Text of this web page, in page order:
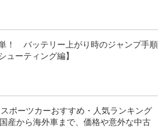
！ バッテリー上がり時のジャンプ手順
ューティング編】
スポーツカーおすすめ・人気ランキング
産から海外車まで、価格や意外な中古